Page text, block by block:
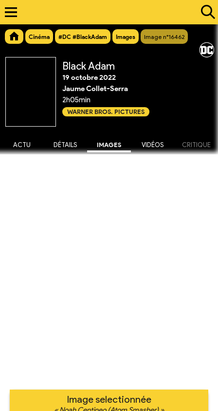
Cinéma #DC #BlackAdam Images Image n°16462
Black Adam
19 octobre 2022
Jaume Collet-Serra
2h05min
WARNER BROS. PICTURES
ACTU DÉTAILS IMAGES VIDÉOS CRITIQUE
Image selectionnée